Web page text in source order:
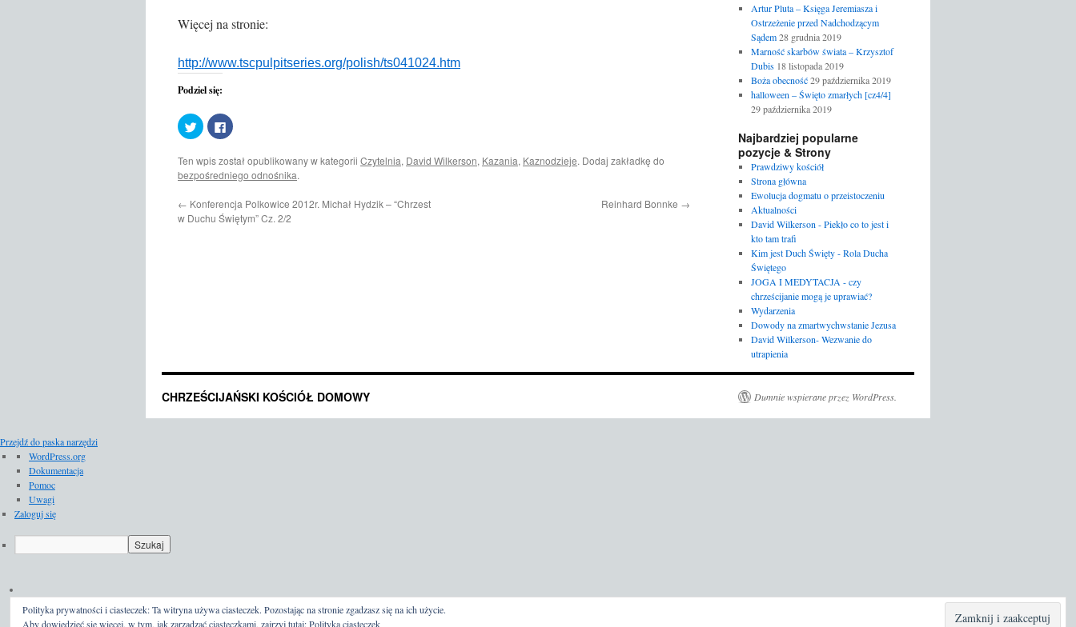
Więcej na stronie:
http://www.tscpulpitseries.org/polish/ts041024.htm
Podziel się:
Udostępnij
na
Twitterze(Otwiera
w
nowym
oknie)
Kliknij,
aby
Facebooku(Otwiera
się
w
oknie)
Ten wpis został opublikowany w kategorii Czytelnia, David Wilkerson, Kazania, Kaznodzieje. Dodaj zakładkę do
bezpośredniego odnośnika.
← Konferencja Polkowice 2012r. Michał Hydzik – “Chrzest
w Duchu Świętym” Cz. 2/2
Reinhard Bonnke →
Artur Pluta – Księga Jeremiasza i
Ostrzeżenie przed Nadchodzącym
Sądem 28 grudnia 2019
Marność skarbów świata – Krzysztof
Dubis 18 listopada 2019
Boża obecność 29 października 2019
halloween – Święto zmarłych [cz4/4]
29 października 2019
Najbardziej popularne
pozycje & Strony
Prawdziwy kościół
Strona główna
Ewolucja dogmatu o przeistoczeniu
Aktualności
David Wilkerson - Piekło co to jest i
kto tam trafi
Kim jest Duch Święty - Rola Ducha
Świętego
JOGA I MEDYTACJA - czy
chrześcijanie mogą je uprawiać?
Wydarzenia
Dowody na zmartwychwstanie Jezusa
David Wilkerson- Wezwanie do
utrapienia
CHRZEŚCIJAŃSKI KOŚCIÓŁ DOMOWY Dumnie wspierane przez WordPress.
Polityka prywatności i ciasteczek: Ta witryna używa ciasteczek. Pozostając na stronie zgadzasz się na ich użycie.
Aby dowiedzieć się więcej, w tym, jak zarządzać ciasteczkami, zajrzyj tutaj:Polityka ciasteczek
Przejdź do paska narzędzi
O
WordPressie
WordPress.org
Dokumentacja
Pomoc
Uwagi
Zaloguj się
Szukaj